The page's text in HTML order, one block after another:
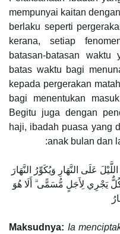
mempunyai kaitan
berlaku seperti
kerana, setiap
batasan-batasan waktu
batas waktu bagi
kepada pergerakan
bagi menentukan
Begitu juga dengan
haji, ibadah puasa yang
anak bulan dan
عَلَى النَّهَارِ وَيُكَوِّرُ النَّهَارَ
يَجْرِي لِأَجَلٍ مُّسَمًّى ۗ أَلَا هُوَ
Maksudnya: Ia